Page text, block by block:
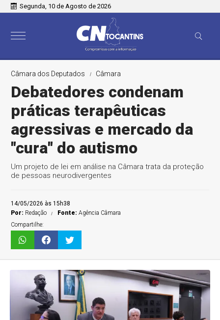
Segunda, 10 de Agosto de 2026
Câmara dos Deputados Câmara
Debatedores condenam
práticas terapêuticas
agressivas e mercado da
"cura" do autismo
Um projeto de lei em análise na Câmara trata da proteção
de pessoas neurodivergentes
14/05/2026 às 15h38
Por: Redação Fonte:Agência Câmara
Compartilhe: